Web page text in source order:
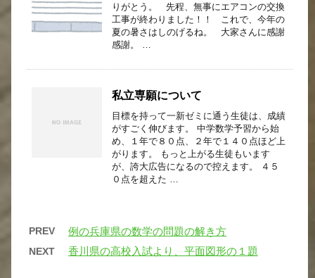
りがとう。 先程、無事にエアコンの交換
工事が終わりました！！ これで、今年の
夏の暑さはしのげるね。 大家さんに感謝
感謝。 …
私立専願について
目標を持って一新ゼミに通う生徒は、成績
がすごく伸びます。 中学数学予習から始
め、１年で８０点、２年で１４０点ほど上
がります。 もっと上がる生徒もいます
が、誇大広告になるので控えます。 ４５
０点を超えた …
PREV 例の兵庫県の数学の問題の解き方
NEXT 香川県の高校入試より、平面図形の１題